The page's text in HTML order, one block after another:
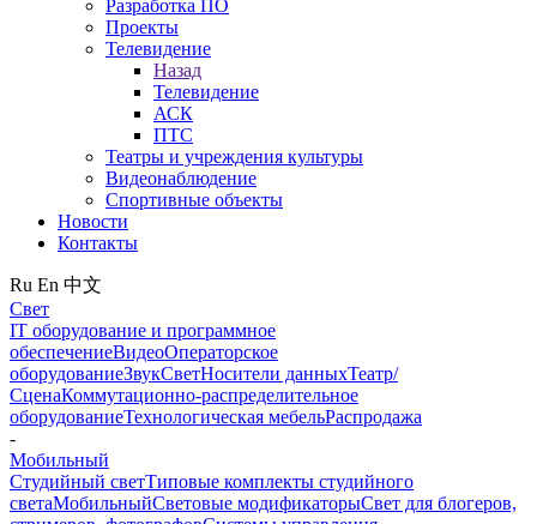
Разработка ПО
Проекты
Телевидение
Назад
Телевидение
АСК
ПТС
Театры и учреждения культуры
Видеонаблюдение
Спортивные объекты
Новости
Контакты
Ru En 中文
Свет
IT оборудование и программное
обеспечениеВидеоОператорское
оборудованиеЗвукСветНосители данныхТеатр/
СценаКоммутационно-распределительное
оборудованиеТехнологическая мебельРаспродажа
-
Мобильный
Студийный светТиповые комплекты студийного
светаМобильныйСветовые модификаторыСвет для блогеров,